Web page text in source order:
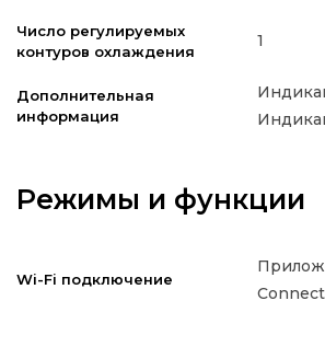
Число регулируемых
контуров охлаждения
1
Дополнительная
информация
Режимы и функции
Wi-Fi подключение